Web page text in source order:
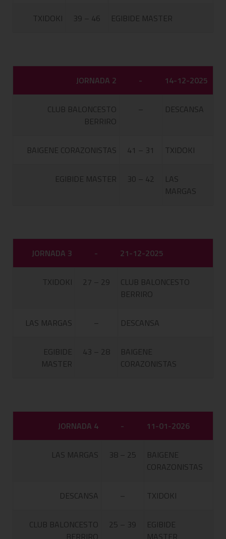
TXIDOKI 39 – 46 EGIBIDE MASTER
JORNADA 2 - 14-12-2025
CLUB BALONCESTO
BERRIRO
– DESCANSA
BAIGENE CORAZONISTAS 41 – 31 TXIDOKI
EGIBIDE MASTER 30 – 42
LAS
MARGAS
JORNADA 3 - 21-12-2025
TXIDOKI 27 – 29
CLUB BALONCESTO
BERRIRO
LAS MARGAS – DESCANSA
EGIBIDE
MASTER
43 – 28
BAIGENE
CORAZONISTAS
JORNADA 4 - 11-01-2026
LAS MARGAS 38 – 25
BAIGENE
CORAZONISTAS
DESCANSA – TXIDOKI
CLUB BALONCESTO
BERRIRO
25 – 39
EGIBIDE
MASTER